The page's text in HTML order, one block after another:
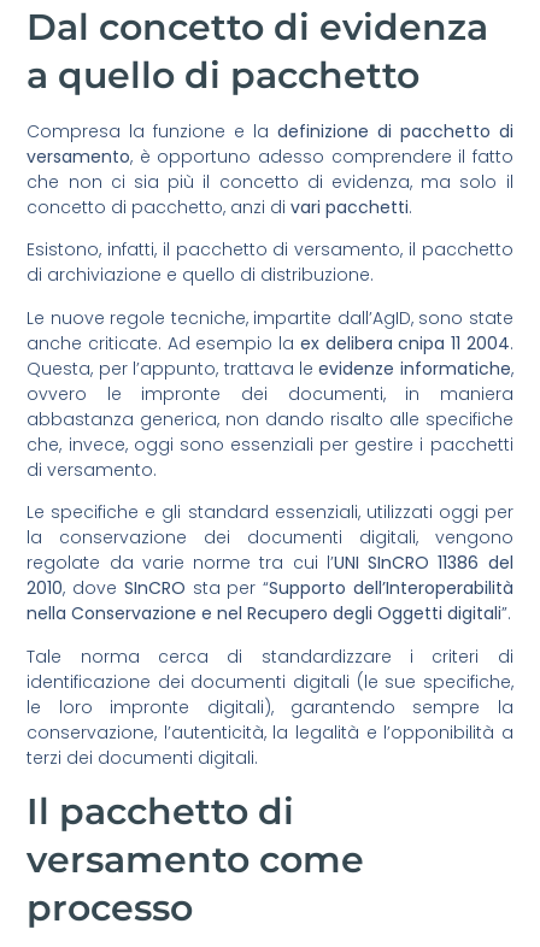
Dal concetto di evidenza
a quello di pacchetto
Compresa la funzione e la definizione di pacchetto di
versamento, è opportuno adesso comprendere il fatto
che non ci sia più il concetto di evidenza, ma solo il
concetto di pacchetto, anzi divari pacchetti.
Esistono, infatti, il pacchetto di versamento, il pacchetto
di archiviazione e quello di distribuzione.
Le nuove regole tecniche, impartite dall’AgID, sono state
anche criticate. Ad esempio la ex delibera cnipa 11 2004.
Questa, per l’appunto, trattava leevidenze informatiche,
ovvero le impronte dei documenti, in maniera
abbastanza generica, non dando risalto alle specifiche
che, invece, oggi sono essenziali per gestire i pacchetti
di versamento.
Le specifiche e gli standard essenziali, utilizzati oggi per
la conservazione dei documenti digitali, vengono
regolate da varie norme tra cui l’UNI SInCRO 11386 del
2010, dove SInCRO sta per “Supporto dell’Interoperabilità
nella Conservazione e nel Recupero degli Oggetti digitali”.
Tale norma cerca di standardizzare i criteri di
identificazione dei documenti digitali (le sue specifiche,
le loro impronte digitali), garantendo sempre la
conservazione, l’autenticità, la legalità e l’opponibilità a
terzi dei documenti digitali.
Il pacchetto di
versamento come
processo